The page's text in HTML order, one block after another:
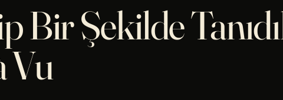
Bir Şekilde
Vu